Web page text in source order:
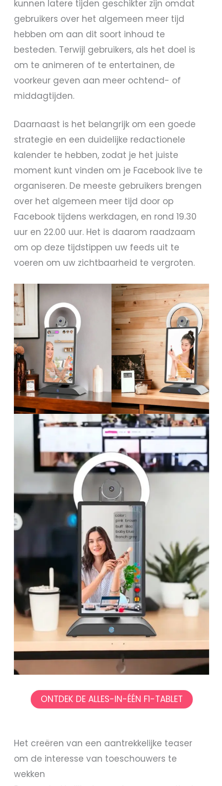
kunnen latere tijden geschikter zijn omdat
gebruikers over het algemeen meer tijd
hebben om aan dit soort inhoud te
besteden. Terwijl gebruikers, als het doel is
om te animeren of te entertainen, de
voorkeur geven aan meer ochtend- of
middagtijden.
Daarnaast is het belangrijk om een goede
strategie en een duidelijke redactionele
kalender te hebben, zodat je het juiste
moment kunt vinden om je Facebook live te
organiseren. De meeste gebruikers brengen
over het algemeen meer tijd door op
Facebook tijdens werkdagen, en rond 19.30
uur en 22.00 uur. Het is daarom raadzaam
om op deze tijdstippen uw feeds uit te
voeren om uw zichtbaarheid te vergroten.
ONTDEK DE ALLES-IN-ÉÉN F1-TABLET
Het creëren van een aantrekkelijke teaser
om de interesse van toeschouwers te
wekken